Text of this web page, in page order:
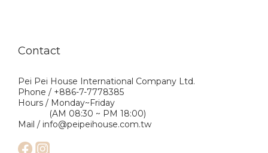
Contact
Pei Pei House International Company Ltd.
Phone / +886-7-7778385
Hours / Monday~Friday
(AM 08:30 ~ PM 18:00)
Mail / info@peipeihouse.com.tw